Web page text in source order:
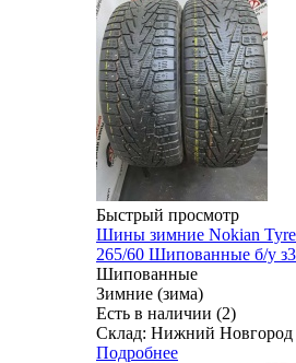
Быстрый просмотр
Шины зимние Nokian
265/60 Шипованные б/у
Шипованные
Зимние (зима)
Есть в наличии (2)
Склад: Нижний Новгород
Подробнее